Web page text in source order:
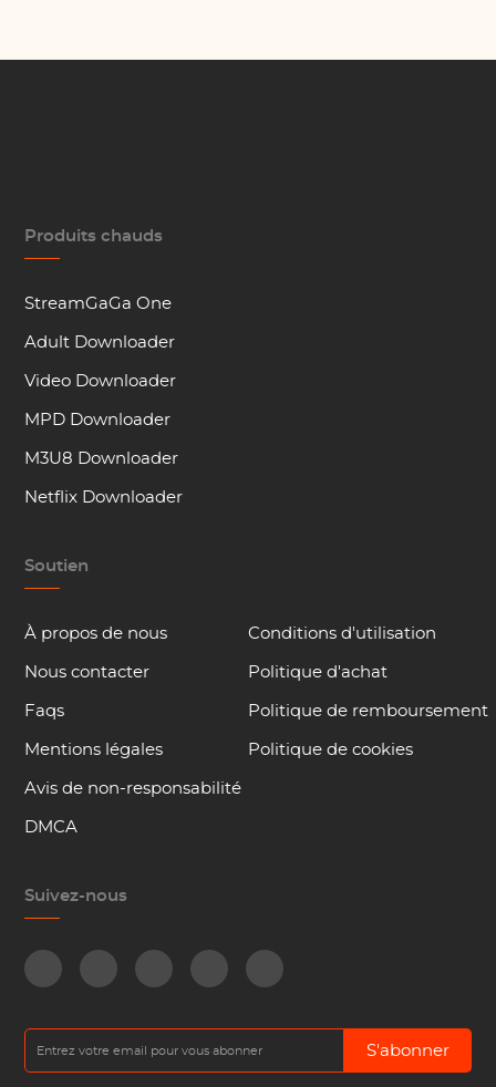
Produits chauds
StreamGaGa One
Adult Downloader
Video Downloader
MPD Downloader
M3U8 Downloader
Netflix Downloader
Soutien
À propos de nous
Nous contacter
Faqs
Mentions légales
Avis de non-responsabilité
DMCA
Conditions d'utilisation
Politique d'achat
Politique de remboursement
Politique de cookies
Suivez-nous
S'abonner